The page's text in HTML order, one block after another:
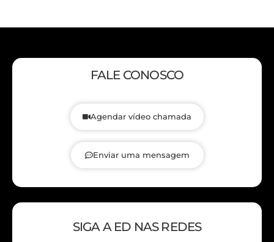
FALE CONOSCO
Agendar vídeo chamada
Enviar uma mensagem
SIGA A ED NAS REDES